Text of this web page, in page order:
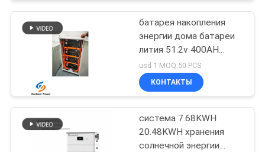
НОВОСТИ
СЛУЧАИ
СПРОСИТЕ
ЦИТАТУ
Батарея Li-Mn
батарея накопления
энергии дома батареи
лития 51.2v 400AH
солнечная
usd 1 MOQ:50 PCS
КОНТАКТЫ
система 7.68KWH
20.48KWH хранения
солнечной энергии